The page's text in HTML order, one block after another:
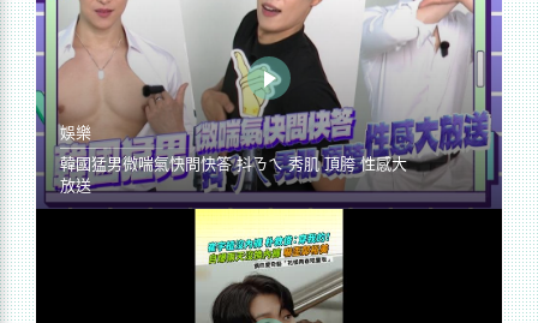
娛樂
韓國猛男微喘氣快問快答 抖ㄋㄟ 秀肌 頂胯 性感大
放送